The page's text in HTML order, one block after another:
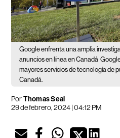
Google enfrenta una amplia
anuncios en línea en Canadá
mayores servicios de tecnología de
Canadá.
PorThomas Seal
29 de febrero, 2024 | 04:12 PM